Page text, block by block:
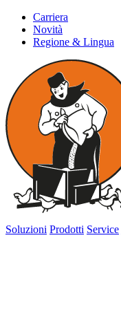
Carriera
Novità
Regione & Lingua
Soluzioni Prodotti Service